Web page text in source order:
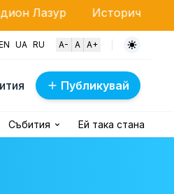
Исторически рекорд:
UA RU A- A A+
Публикувай
Събития Ей така стана